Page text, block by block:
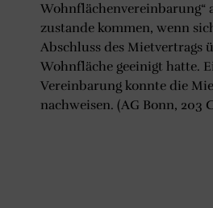
Wohnflächenvereinbarung“
zustande kommen, wenn
Abschluss des Mietvertrags
Wohnfläche geeinigt hatte.
Vereinbarung konnte die
nachweisen. (AG Bonn, 203